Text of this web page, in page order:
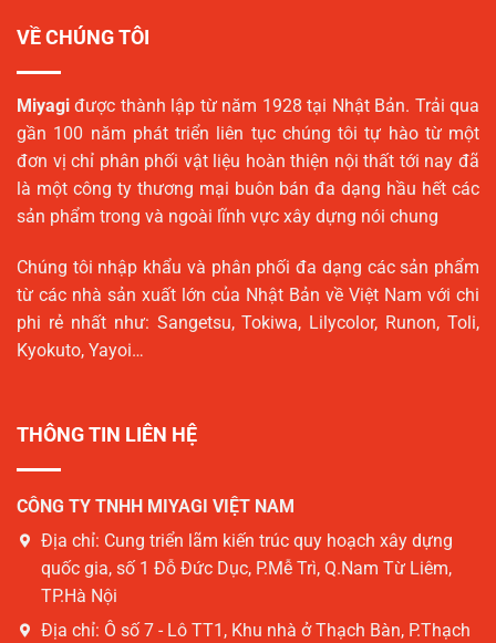
VỀ CHÚNG TÔI
Miyagi được thành lập từ năm 1928 tại Nhật Bản. Trải qua
gần 100 năm phát triển liên tục chúng tôi tự hào từ một
đơn vị chỉ phân phối vật liệu hoàn thiện nội thất tới nay đã
là một công ty thương mại buôn bán đa dạng hầu hết các
sản phẩm trong và ngoài lĩnh vực xây dựng nói chung
Chúng tôi nhập khẩu và phân phối đa dạng các sản phẩm
từ các nhà sản xuất lớn của Nhật Bản về Việt Nam với chi
phi rẻ nhất như: Sangetsu, Tokiwa, Lilycolor, Runon, Toli,
Kyokuto, Yayoi…
THÔNG TIN LIÊN HỆ
CÔNG TY TNHH MIYAGI VIỆT NAM
Địa chỉ: Cung triển lãm kiến trúc quy hoạch xây dựng
quốc gia, số 1 Đỗ Đức Dục, P.Mễ Trì, Q.Nam Từ Liêm,
TP.Hà Nội
Địa chỉ: Ô số 7 - Lô TT1, Khu nhà ở Thạch Bàn, P.Thạch